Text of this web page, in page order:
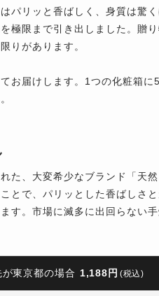
パリッと香ばしく、身質は驚
極限まで引き出しました。贈
りがあります。
お届けします。1つの化粧箱に
た、大変希少なブランド「天
とで、パリッとした香ばしさ
す。市場に滅多に出回らない
東京都の場合 1,188円 (税込)